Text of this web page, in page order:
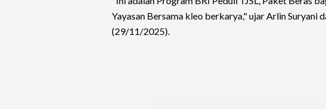
Yayasan Bersama kleo berkarya," ujar Arlin Suryani
(29/11/2025).